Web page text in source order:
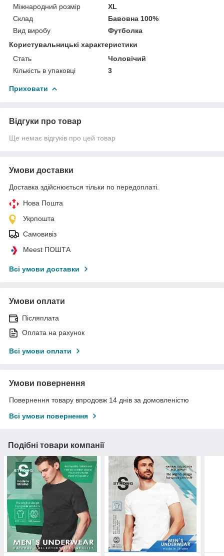
Міжнародний розмір
XL
Склад
Бавовна 100%
Вид виробу
Футболка
Користувальницькі характеристики
Стать
Чоловічий
Кількість в упаковці
3
Приховати
Відгуки про товар
Ще немає відгуків про цей товар
Умови доставки
Доставка здійснюється тільки по передоплаті.
Нова Пошта
Укрпошта
Самовивіз
Meest ПОШТА
Всі умови доставки
Умови оплати
Післяплата
Оплата на рахунок
Всі умови оплати
Умови повернення
Повернення товару впродовж 14 днів за домовленістю
Всі умови повернення
Подібні товари компанії